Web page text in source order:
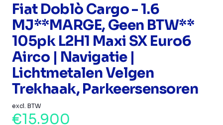
Fiat Doblò Cargo - 1.6
MJ**MARGE, Geen BTW**
105pk L2H1 Maxi SX Euro6
Airco | Navigatie |
Lichtmetalen Velgen
Trekhaak, Parkeersensoren
excl. BTW
€15.900